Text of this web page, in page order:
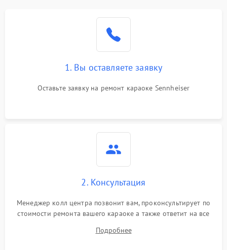
1. Вы оставляете заявку
Оставьте заявку на ремонт караоке Sennheiser
2. Консультация
Менеджер колл центра позвонит вам, проконсультирует по
стоимости ремонта вашего караоке а также ответит на все
Подробнее